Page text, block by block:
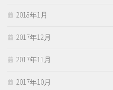
2018年1月
2017年12月
2017年11月
2017年10月